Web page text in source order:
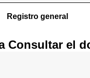
Registro general
Consultarel